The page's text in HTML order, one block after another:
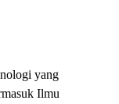
yang
Ilmu